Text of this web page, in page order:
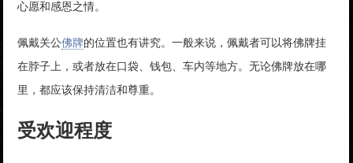
心愿和感恩之情。
佩戴关公佛牌的位置也有讲究。一般来说，佩戴者可以将佛牌挂
在脖子上，或者放在口袋、钱包、车内等地方。无论佛牌放在哪
里，都应该保持清洁和尊重。
受欢迎程度